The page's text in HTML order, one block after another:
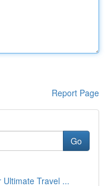
Report Page
Go
Ultimate Travel ...